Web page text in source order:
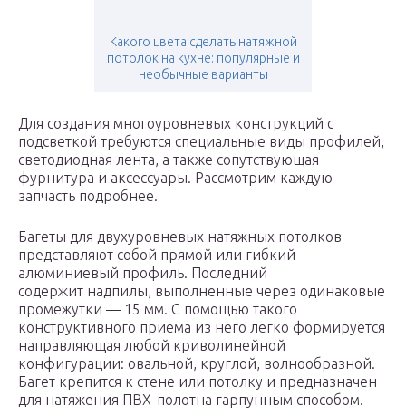
Какого цвета сделать натяжной
потолок на кухне: популярные и
необычные варианты
Для создания многоуровневых конструкций с
подсветкой требуются специальные виды профилей,
светодиодная лента, а также сопутствующая
фурнитура и аксессуары. Рассмотрим каждую
запчасть подробнее.
Багеты для двухуровневых натяжных потолков
представляют собой прямой или гибкий
алюминиевый профиль. Последний
содержит надпилы, выполненные через одинаковые
промежутки — 15 мм. С помощью такого
конструктивного приема из него легко формируется
направляющая любой криволинейной
конфигурации: овальной, круглой, волнообразной.
Багет крепится к стене или потолку и предназначен
для натяжения ПВХ-полотна гарпунным способом.